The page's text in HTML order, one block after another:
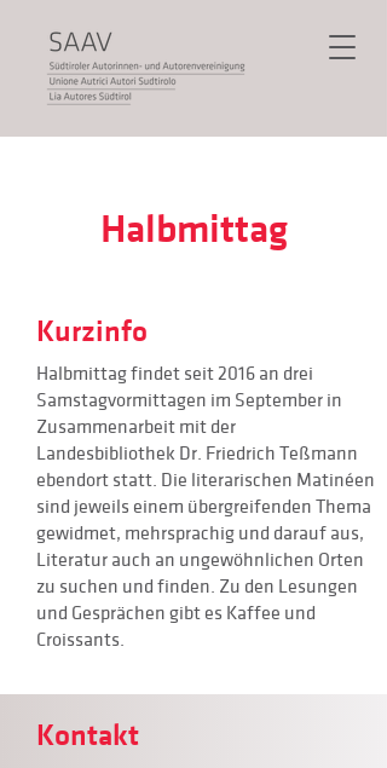
Halbmittag
Kurzinfo
Halbmittag findet seit 2016 an drei
Samstagvormittagen im September in
Zusammenarbeit mit der
Landesbibliothek Dr. Friedrich Teßmann
ebendort statt. Die literarischen Matinéen
sind jeweils einem übergreifenden Thema
gewidmet, mehrsprachig und darauf aus,
Literatur auch an ungewöhnlichen Orten
zu suchen und finden. Zu den Lesungen
und Gesprächen gibt es Kaffee und
Croissants.
Kontakt